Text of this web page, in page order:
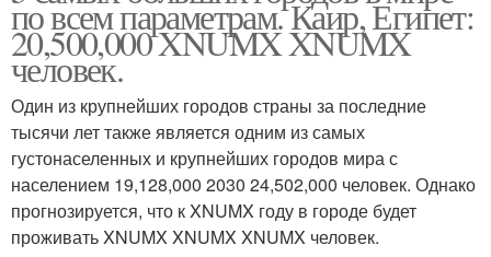
по всем параметрам. Каир, Египет:
20,500,000 XNUMX XNUMX
человек.
Один из крупнейших городов страны за последние
тысячи лет также является одним из самых
густонаселенных и крупнейших городов мира с
населением 19,128,000 2030 24,502,000 человек. Однако
прогнозируется, что к XNUMX году в городе будет
проживать XNUMX XNUMX XNUMX человек.